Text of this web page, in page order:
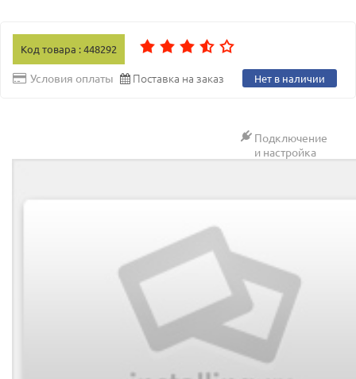
Код товара : 448292
Условия оплаты Поставка на заказ Нет в наличии
Подключение
и настройка